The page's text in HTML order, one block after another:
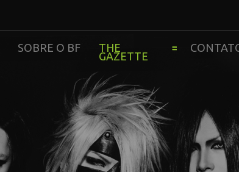
SOBRE O BF THE
GAZETTE